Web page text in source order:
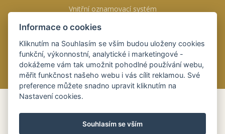
REZERVACE
08 srp 2026
Vnitřní oznamovací systém
NAJDETE NÁS NA
Informace o cookies
Kliknutím na Souhlasím se vším budou uloženy cookies
funkční, výkonnostní, analytické i marketingové -
dokážeme vám tak umožnit pohodlné používání webu,
měřit funkčnost našeho webu i vás cílit reklamou. Své
preference můžete snadno upravit kliknutím na
Nastavení cookies.
Souhlasím se vším